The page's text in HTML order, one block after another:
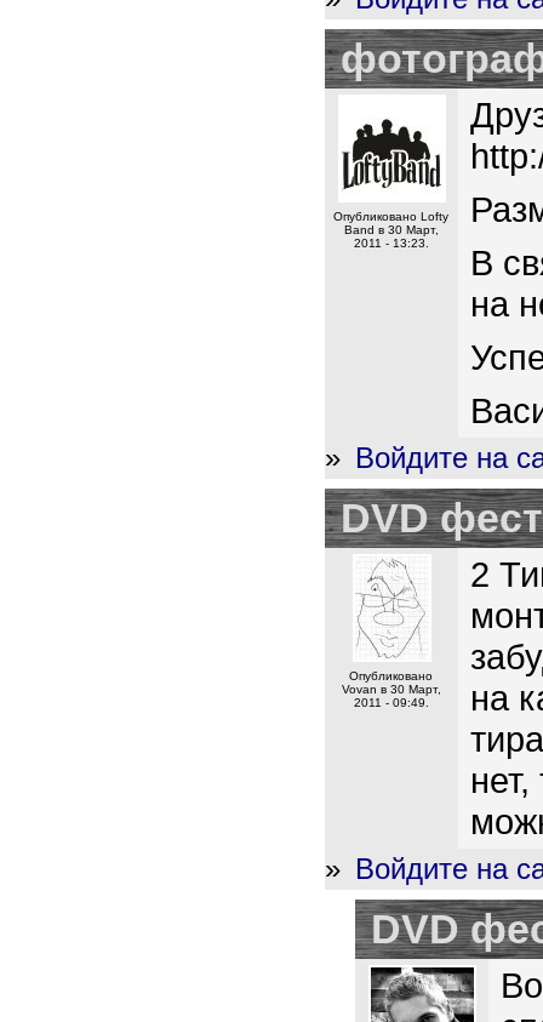
Опубликовано Lofty
Band в 30 Март,
2011 - 13:23.
В
на
» Войдите на
DVD
Опубликовано
Vovan в 30 Март,
2011 - 09:49.
2
на
» Войдите на
DVD